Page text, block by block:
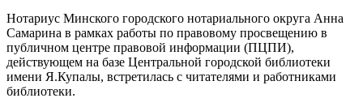
Нотариус Минского городского нотариального округа Анна
Самарина в рамках работы по правовому просвещению в
публичном центре правовой информации (ПЦПИ),
действующем на базе Центральной городской библиотеки
имени Я.Купалы, встретилась с читателями и работниками
библиотеки.